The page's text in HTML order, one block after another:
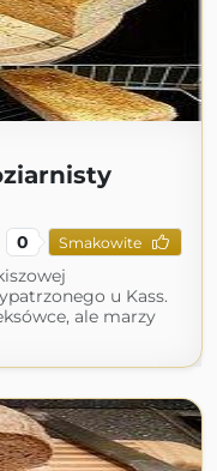
0 Smakowite
u Kass.
ale marzy